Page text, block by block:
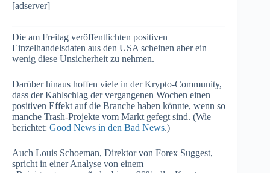
[adserver]
Die am Freitag veröffentlichten positiven
Einzelhandelsdaten aus den USA scheinen aber ein
wenig diese Unsicherheit zu nehmen.
Darüber hinaus hoffen viele in der Krypto-Community,
dass der Kahlschlag der vergangenen Wochen einen
positiven Effekt auf die Branche haben könnte, wenn so
manche Trash-Projekte vom Markt gefegt sind. (Wie
berichtet: Good News in den Bad News.)
Auch Louis Schoeman, Direktor von Forex Suggest,
spricht in einer Analyse von einem